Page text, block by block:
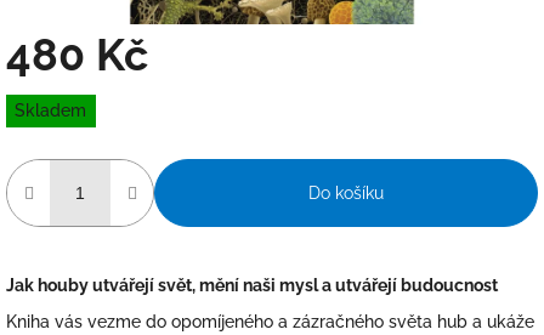
480 Kč
Měrná
cena:
Skladem
Do košíku
Jak houby utvářejí svět, mění naši mysl a utvářejí budoucnost
Kniha vás vezme do opomíjeného a zázračného světa hub a ukáže